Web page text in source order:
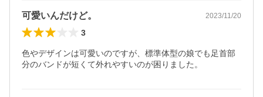
可愛いんだけど。 2023/11/20
3
色やデザインは可愛いのですが、標準体型の娘でも足首部
分のバンドが短くて外れやすいのが困りました。